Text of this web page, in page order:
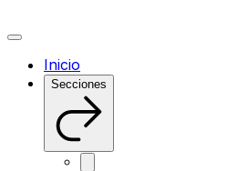
Inicio
Secciones